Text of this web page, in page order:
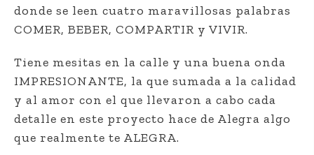
donde se leen cuatro maravillosas palabras
COMER, BEBER, COMPARTIR y VIVIR.
Tiene mesitas en la calle y una buena onda
IMPRESIONANTE, la que sumada a la calidad
y al amor con el que llevaron a cabo cada
detalle en este proyecto hace de Alegra algo
que realmente te ALEGRA.